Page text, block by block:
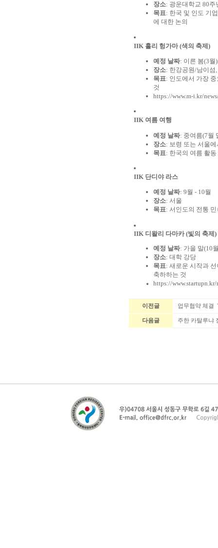
장소: 광운대학교 80
목표: 한국 및 인도 기
에 대한 논의
IIK 홀리 헝가마 (색의 축제)
예정 날짜: 이른 봄(3월)
장소: 한강공원/남이섬
목표: 인도에서 가장
것
https://www.m-i.kr/
IIK 여름 여행
예정 날짜: 중여름(7월
장소: 보령 또는 서울
목표: 한국의 여름 활
IIK 단디야 라스
예정 날짜: 9월 - 10월
장소: 서울
목표: 서인도의 전통
IIK 디왈리 다마카 (빛의 축제)
예정 날짜: 가을 말(10
장소: 대학 강당
목표: 새로운 시작과
축하하는 것
https://
이전글 업무협약 체결
다음글 주한 카탈루냐